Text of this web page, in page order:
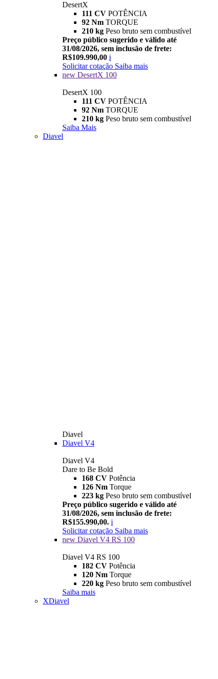
DesertX
111 CV POTÊNCIA
92 Nm TORQUE
210 kg Peso bruto sem combustível
Preço público sugerido e válido até
31/08/2026, sem inclusão de frete:
R$109.990,00 i
Solicitar cotação Saiba mais
new DesertX 100
DesertX 100
111 CV POTÊNCIA
92 Nm TORQUE
210 kg Peso bruto sem combustível
Saiba Mais
Diavel
Diavel
Diavel V4
Diavel V4
Dare to Be Bold
168 CV Potência
126 Nm Torque
223 kg Peso bruto sem combustível
Preço público sugerido e válido até
31/08/2026, sem inclusão de frete:
R$155.990,00. i
Solicitar cotação Saiba mais
new Diavel V4 RS 100
Diavel V4 RS 100
182 CV Potência
120 Nm Torque
220 kg Peso bruto sem combustível
Saiba mais
XDiavel